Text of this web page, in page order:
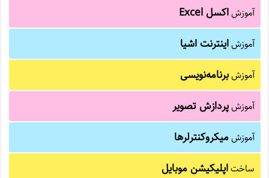
آموزشاکسل Excel
آموزشاینترنت اشیا
آموزشبرنامه‌نویسی
آموزشپردازش تصویر
آموزشمیکروکنترلرها
ساختاپلیکیشن موبایل